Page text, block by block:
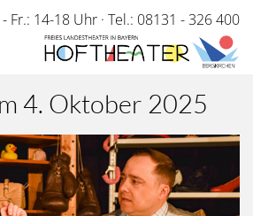
Direkt
zum
Inhalt
Fr.: 14-18 Uhr · Tel.: 08131 - 326 400
4. Oktober 2025